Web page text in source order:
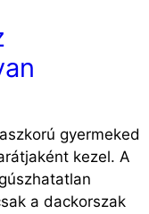
gyermeked
kezel. A
a dackorszak